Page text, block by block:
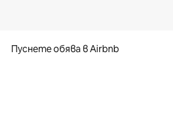
Пуснете обява в Airbnb